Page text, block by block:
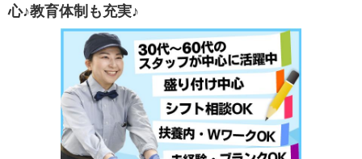
心♪教育体制も充実♪